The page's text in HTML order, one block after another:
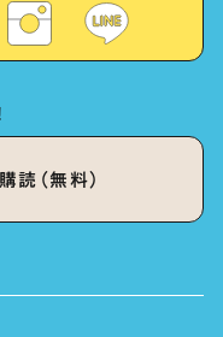
読（無料）